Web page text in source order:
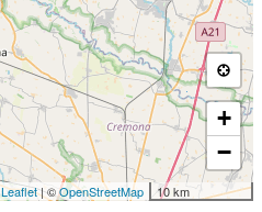
+
−
10 km
Leaflet| ©OpenStreetMap